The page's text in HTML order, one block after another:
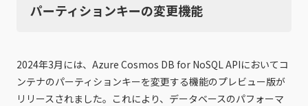
パーティションキーの変更機能
2024年3月には、Azure Cosmos DB for NoSQL APIにおいてコ
ンテナのパーティションキーを変更する機能のプレビュー版が
リリースされました。これにより、データベースのパフォーマ